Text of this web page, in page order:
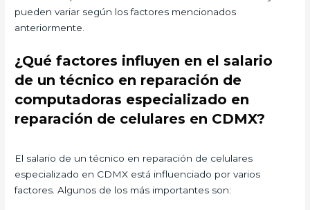
pueden variar según los factores mencionados
anteriormente.
¿Qué factores influyen en el salario
de un técnico en reparación de
computadoras especializado en
reparación de celulares en CDMX?
El salario de un técnico en reparación de celulares
especializado en CDMX está influenciado por varios
factores. Algunos de los más importantes son: